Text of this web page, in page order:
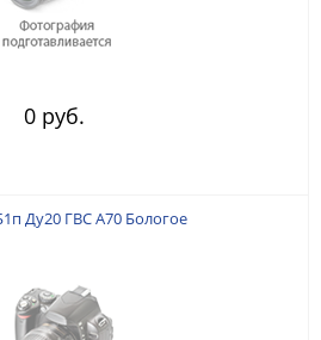
0 руб.
Ду20 ГВС А70 Бологое